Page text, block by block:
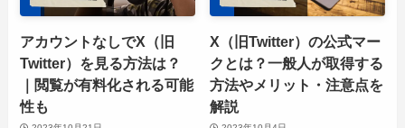
アカウントなしでX（旧
Twitter）を見る方法は？
｜閲覧が有料化される可能
性も
X（旧Twitter）の公式マー
クとは？一般人が取得する
方法やメリット・注意点を
解説